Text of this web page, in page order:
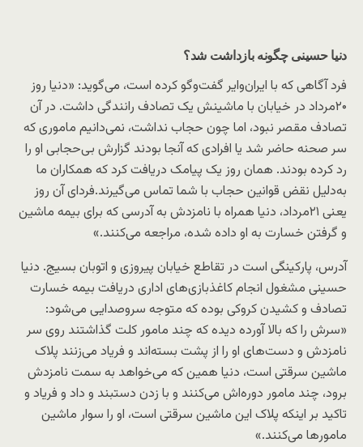
دنیا حسینی چگونه بازداشت شد؟
فرد آگاهی که با ایران‌وایر گفت‌وگو کرده است، می‌گوید: «دنیا روز
۲۰‌مرداد در خیابان با ماشینش یک تصادف رانندگی داشت. در آن
تصادف مقصر نبود، اما چون حجاب نداشت، نمی‌دانیم ماموری که
سر صحنه حاضر شد یا افرادی که آنجا بودند گزارش بی‌حجابی او را
رد کرده بودند. همان روز یک پیامک دریافت کرد که همکاران ما
به‌دلیل نقض قوانین حجاب با شما تماس می‌گیرند.فردای آن روز
یعنی ۲۱مرداد، دنیا همراه با نامزدش به آدرسی که برای بیمه ماشین
و گرفتن خسارت به او داده شده، مراجعه می‌کنند.»
آدرس، پارکینگی است در تقاطع خیابان پیروزی و اتوبان بسیج. دنیا
حسینی مشغول انجام کاغذبازی‌های اداری دریافت بیمه خسارت
تصادف و کشیدن کروکی بوده که متوجه سر‌و‌صدایی می‌شود:
«سرش را که بالا آورده دیده که چند مامور کلت گذاشتند روی سر
نامزدش و دست‌های او را از پشت بسته‌اند و فریاد می‌زنند پلاک
ماشین سرقتی است، دنیا همین که می‌خواهد به سمت نامزدش
برود، چند مامور دوره‌اش می‌کنند و با زدن دستبند و داد و فریاد و
تاکید بر اینکه پلاک این ماشین سرقتی است، او را سوار ماشین
مامورها می‌کنند.»